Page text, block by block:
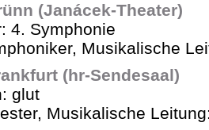
(Janácek-Theater)
4. Symphonie
Musikalische
(hr-Sendesaal)
glut
Musikalische